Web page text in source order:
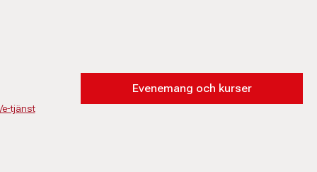
e-tjänst
Evenemang och kurser